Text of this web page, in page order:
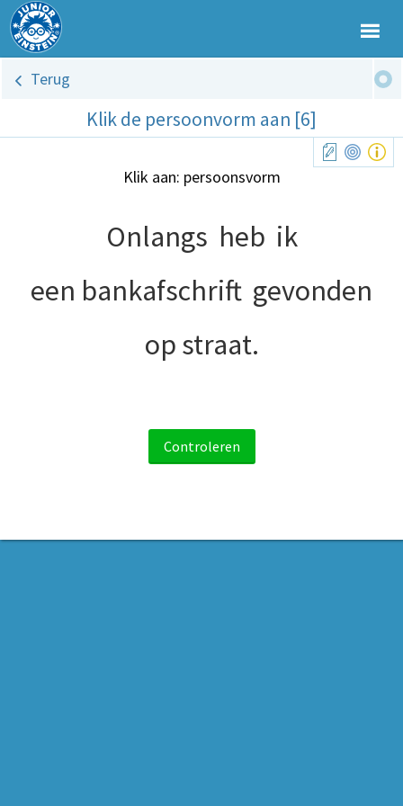
Terug
Klik de persoonvorm aan [6]
Klik aan: persoonsvorm
Onlangs heb ik
een bankafschrift gevonden
op straat.